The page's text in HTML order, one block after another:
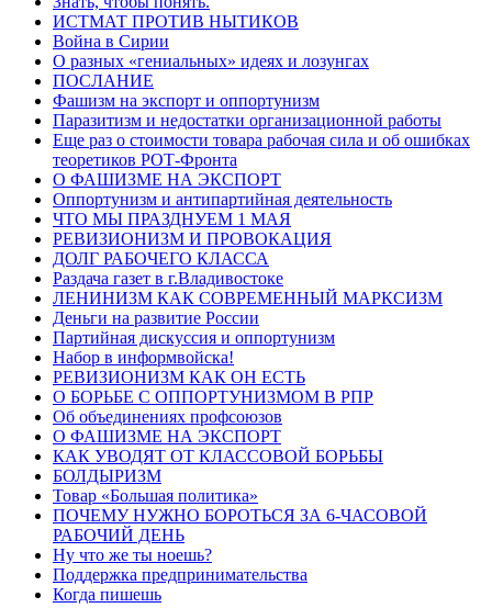
ИСТМАТ ПРОТИВ НЫТИКОВ
Война в Сирии
О разных «гениальных» идеях и лозунгах
ПОСЛАНИЕ
Фашизм на экспорт и оппортунизм
Паразитизм и недостатки организационной работы
Еще раз о стоимости товара рабочая сила и об ошибках
теоретиков РОТ-Фронта
О ФАШИЗМЕ НА ЭКСПОРТ
Оппортунизм и антипартийная деятельность
ЧТО МЫ ПРАЗДНУЕМ 1 МАЯ
РЕВИЗИОНИЗМ И ПРОВОКАЦИЯ
ДОЛГ РАБОЧЕГО КЛАССА
Раздача газет в г.Владивостоке
ЛЕНИНИЗМ КАК СОВРЕМЕННЫЙ МАРКСИЗМ
Деньги на развитие России
Партийная дискуссия и оппортунизм
Набор в информвойска!
РЕВИЗИОНИЗМ КАК ОН ЕСТЬ
О БОРЬБЕ С ОППОРТУНИЗМОМ В РПР
Об объединениях профсоюзов
О ФАШИЗМЕ НА ЭКСПОРТ
КАК УВОДЯТ ОТ КЛАССОВОЙ БОРЬБЫ
БОЛДЫРИЗМ
Товар «Большая политика»
ПОЧЕМУ НУЖНО БОРОТЬСЯ ЗА 6-ЧАСОВОЙ
РАБОЧИЙ ДЕНЬ
Ну что же ты ноешь?
Поддержка предпринимательства
Когда пишешь